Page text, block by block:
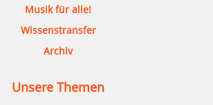
Musik für alle!
Wissenstransfer
Archiv
Unsere Themen